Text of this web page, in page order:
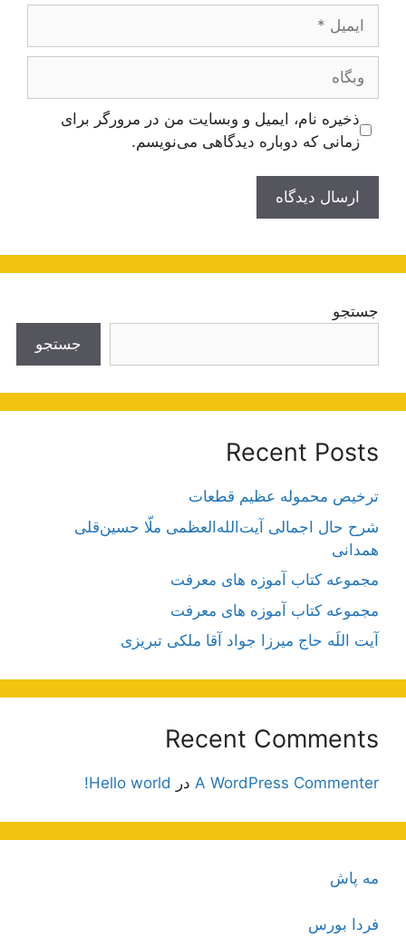
وبگاه
ذخیره نام، ایمیل و وبسایت من در مرورگر برای
زمانی که دوباره دیدگاهی می‌نویسم.
جستجو
جستجو
Recent Posts
ترخیص محموله عظیم قطعات
شرح حال اجمالی آیت‌الله‌العظمی ملّا حسین‌قلی
همدانی
مجموعه کتاب آموزه های معرفت
مجموعه کتاب آموزه های معرفت
آیت اللَه حاج میرزا جواد آقا ملکی تبریزی
Recent Comments
A WordPress Commenter در Hello world!
مه پاش
فردا بورس